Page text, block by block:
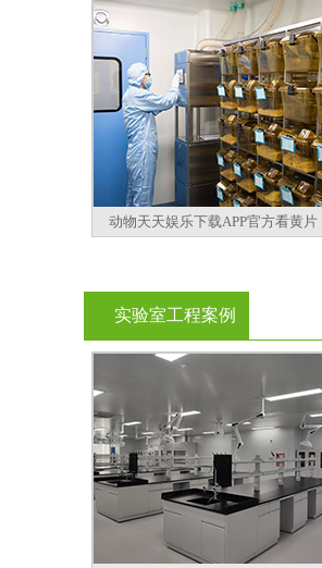
动物天天娱乐下载APP官方看黄片
实验室工程案例